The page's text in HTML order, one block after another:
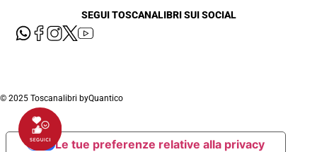
SEGUI TOSCANALIBRI SUI SOCIAL
© 2025 Toscanalibri byQuantico
Le tue preferenze relative alla privacy